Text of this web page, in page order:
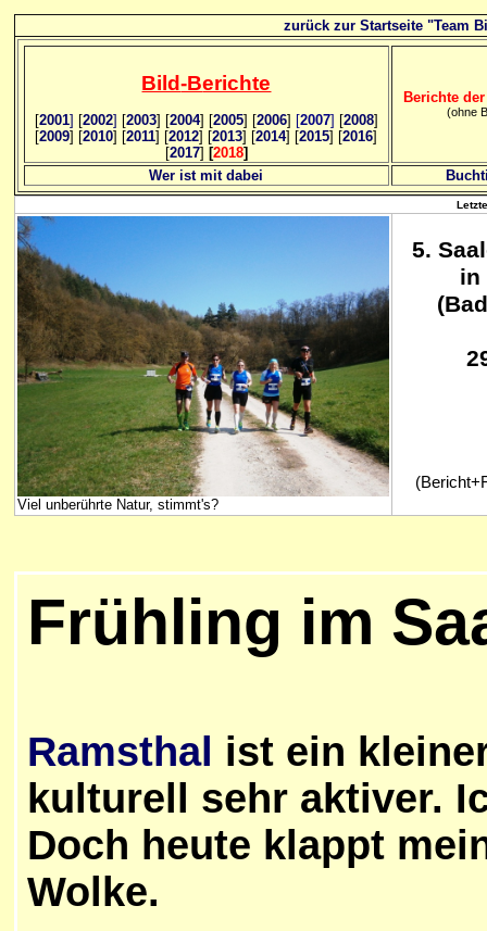
zurück zur Startseite "Team
Bild-Berichte
[2001] [2002] [2003] [2004] [2005] [2006] [2007] [2008]
[2009] [2010] [2011] [2012] [2013] [2014] [2015] [2016]
[2017] [2018]
Berichte
(ohne
Wer ist mit dabei
Viel unberührte Natur, stimmt's?
5.
in
Frühling im
Ramsthal ist ein
kulturell sehr aktiver.
Doch heute klappt
Wolke.